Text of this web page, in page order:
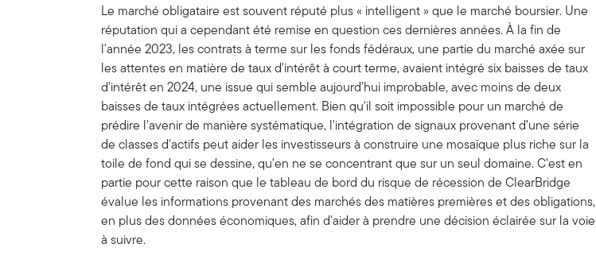
Le marché obligataire est souvent réputé plus « intelligent » que le marché boursier. Une
réputation qui a cependant été remise en question ces dernières années. À la fin de
l'année 2023, les contrats à terme sur les fonds fédéraux, une partie du marché axée sur
les attentes en matière de taux d'intérêt à court terme, avaient intégré six baisses de taux
d'intérêt en 2024, une issue qui semble aujourd'hui improbable, avec moins de deux
baisses de taux intégrées actuellement. Bien qu'il soit impossible pour un marché de
prédire l'avenir de manière systématique, l'intégration de signaux provenant d’une série
de classes d'actifs peut aider les investisseurs à construire une mosaïque plus riche sur la
toile de fond qui se dessine, qu'en ne se concentrant que sur un seul domaine. C'est en
partie pour cette raison que le tableau de bord du risque de récession de ClearBridge
évalue les informations provenant des marchés des matières premières et des obligations,
en plus des données économiques, afin d'aider à prendre une décision éclairée sur la voie
à suivre.